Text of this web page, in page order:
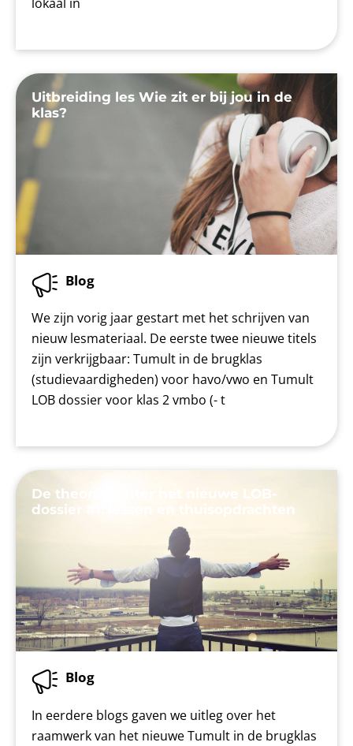
Uitbreiding les Wie zit er bij jou in de
klas?
Blog
We zijn vorig jaar gestart met het schrijven van
nieuw lesmateriaal. De eerste twee nieuwe titels
zijn verkrijgbaar: Tumult in de brugklas
(studievaardigheden) voor havo/vwo en Tumult
LOB dossier voor klas 2 vmbo (- t
De theorie achter het nieuwe LOB-
dossier #1: lessen en thuisopdrachten
Blog
In eerdere blogs gaven we uitleg over het
raamwerk van het nieuwe Tumult in de brugklas